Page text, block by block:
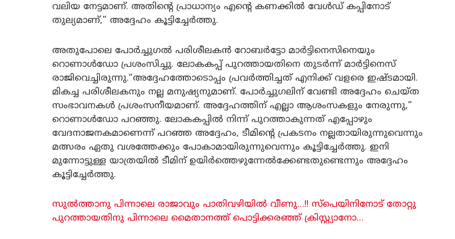
വലിയ നേട്ടമാണ്. അതിന്റെ പ്രാധാന്യം എന്റെ കണക്കിൽ വേൾഡ് കപ്പിനോട്
തുല്യമാണ്,” അദ്ദേഹം കൂട്ടിച്ചേർത്തു.
അതുപോലെ പോർച്ചുഗൽ പരിശീലകൻ റോബർട്ടോ മാർട്ടിനെസിനെയും
റൊണാൾഡോ പ്രശംസിച്ചു. ലോകകപ്പ് പുറത്തായതിനെ തുടർന്ന് മാർട്ടിനെസ്
രാജിവെച്ചിരുന്നു.“അദ്ദേഹത്തോടൊപ്പം പ്രവർത്തിച്ചത് എനിക്ക് വളരെ ഇഷ്ടമായി.
മികച്ച പരിശീലകനും നല്ല മനുഷ്യനുമാണ്. പോർച്ചുഗലിന് വേണ്ടി അദ്ദേഹം ചെയ്ത
സംഭാവനകൾ പ്രശംസനീയമാണ്. അദ്ദേഹത്തിന് എല്ലാ ആശംസകളും നേരുന്നു,”
റൊണാൾഡോ പറഞ്ഞു. ലോകകപ്പിൽ നിന്ന് പുറത്താകുന്നത് എപ്പോഴും
വേദനാജനകമാണെന്ന് പറഞ്ഞ അദ്ദേഹം, ടീമിന്റെ പ്രകടനം നല്ലതായിരുന്നുവെന്നും
മത്സരം ഏതു വശത്തേക്കും പോകാമായിരുന്നുവെന്നും കൂട്ടിച്ചേർത്തു. ഇനി
മുന്നോട്ടുള്ള യാത്രയിൽ ടീമിന് ഉയിർത്തെഴുന്നേൽക്കേണ്ടതുണ്ടെന്നും അദ്ദേഹം
കൂട്ടിച്ചേർത്തു.
സുൽത്താനു പിന്നാലെ രാജാവും പാതിവഴിയിൽ വീണു…!! സ്പെയിനിനോട് തോറ്റു
പുറത്തായതിനു പിന്നാലെ മൈതാനത്ത് പൊട്ടിക്കരഞ്ഞ് ക്രിസ്റ്റ്യാനോ…